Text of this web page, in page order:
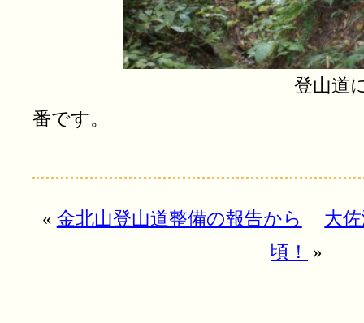
登山道に倒木！チ
番です。
« 金北山登山道整備の報告から
大
頃！
»